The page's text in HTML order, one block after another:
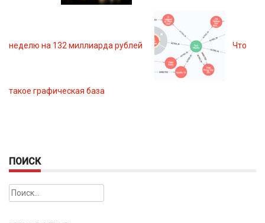
неделю на 132 миллиарда рублей Что
такое графическая база
ПОИСК
Найти: